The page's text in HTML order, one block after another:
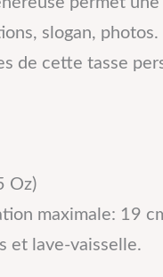
slogan, photos.
de cette tasse
Oz)
maximale: 19
et lave-vaisselle.